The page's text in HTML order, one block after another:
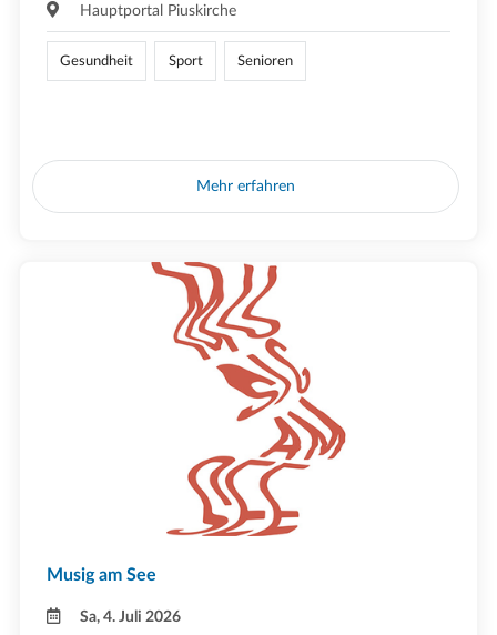
Hauptportal Piuskirche
Gesundheit Sport Senioren
Mehr erfahren
Musig am See
Sa, 4. Juli 2026